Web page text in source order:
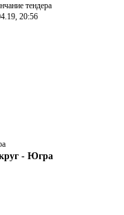
тендера
20:56
- Югра